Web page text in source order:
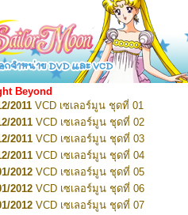
Pretty Guardian Sailor Moon Eternal
10
2026Code Name: Sailor V 1
2026Code Name: Sailor V 2
VCD เซเลอร์มูน คริสตัล VOL.10
2016
VCD เซเลอร์มูน คริสตัล VOL.11
2016VCD เซเลอร์มูน คริสตัล VOL.12
2016VCD เซเลอร์มูน คริสตัล VOL.13
2016 DVD เซเลอร์มูน คริสตัล VOL.1
2016DVD เซเลอร์มูน คริสตัล VOL.2
2016 DVD เซเลอร์มูน คริสตัล VOL.3
2016 DVD เซเลอร์มูน คริสตัล VOL.4
2016 DVD เซเลอร์มูน คริสตัล VOL.5
2016 DVD เซเลอร์มูน คริสตัล VOL.6
2016DVD เซเลอร์มูน คริสตัล VOL.7
2016DVD เซเลอร์มูน คริสตัล VOL.8
2017 DVD เซเลอร์มูน คริสตัล Box-Set
Beyond
2011 VCD เซเลอร์มูน ชุดที่ 01
2011 VCD เซเลอร์มูน ชุดที่ 02
2011 VCD เซเลอร์มูน ชุดที่ 03
2011 VCD เซเลอร์มูน ชุดที่ 04
2012 VCD เซเลอร์มูน ชุดที่ 05
2012 VCD เซเลอร์มูน ชุดที่ 06
2012 VCD เซเลอร์มูน ชุดที่ 07